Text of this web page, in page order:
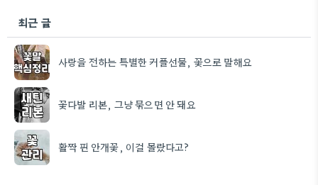
최근 글
사랑을 전하는 특별한 커플선물, 꽃으로 말해요
꽃다발 리본, 그냥 묶으면 안 돼요
활짝 핀 안개꽃, 이걸 몰랐다고?